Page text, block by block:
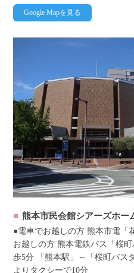
Google Mapを見る
熊本市民会館シアーズホー
●電車でお越しの方 熊本市電「
お越しの方 熊本電鉄バス「桜
歩5分 「熊本駅」～「桜町バス
よりタクシーで10分